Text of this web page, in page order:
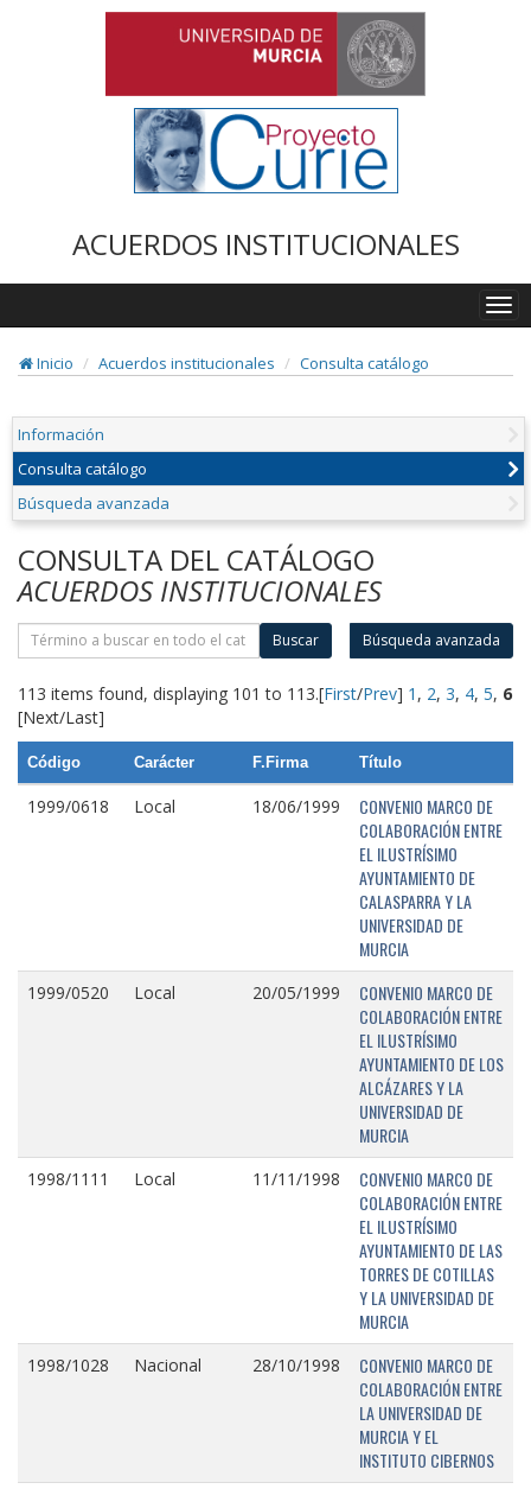
ACUERDOS INSTITUCIONALES
Inicio
Acuerdos institucionales Consulta catálogo
Información
Consulta catálogo
Búsqueda avanzada
CONSULTA DEL CATÁLOGO
ACUERDOS INSTITUCIONALES
Buscar Búsqueda avanzada
113 items found, displaying 101 to 113.[First/Prev] 1 , 2, 3, 4, 5, 6
[Next/Last]
Código Carácter F.Firma Título
1999/0618 Local 18/06/1999
CONVENIO MARCO DE
COLABORACIÓN ENTRE
EL ILUSTRÍSIMO
AYUNTAMIENTO DE
CALASPARRA Y LA
UNIVERSIDAD DE
MURCIA
1999/0520 Local 20/05/1999
CONVENIO MARCO DE
COLABORACIÓN ENTRE
EL ILUSTRÍSIMO
AYUNTAMIENTO DE LOS
ALCÁZARES Y LA
UNIVERSIDAD DE
MURCIA
1998/1111 Local 11/11/1998
CONVENIO MARCO DE
COLABORACIÓN ENTRE
EL ILUSTRÍSIMO
AYUNTAMIENTO DE LAS
TORRES DE COTILLAS
Y LA UNIVERSIDAD DE
MURCIA
1998/1028 Nacional 28/10/1998
CONVENIO MARCO DE
COLABORACIÓN ENTRE
LA UNIVERSIDAD DE
MURCIA Y EL
INSTITUTO CIBERNOS